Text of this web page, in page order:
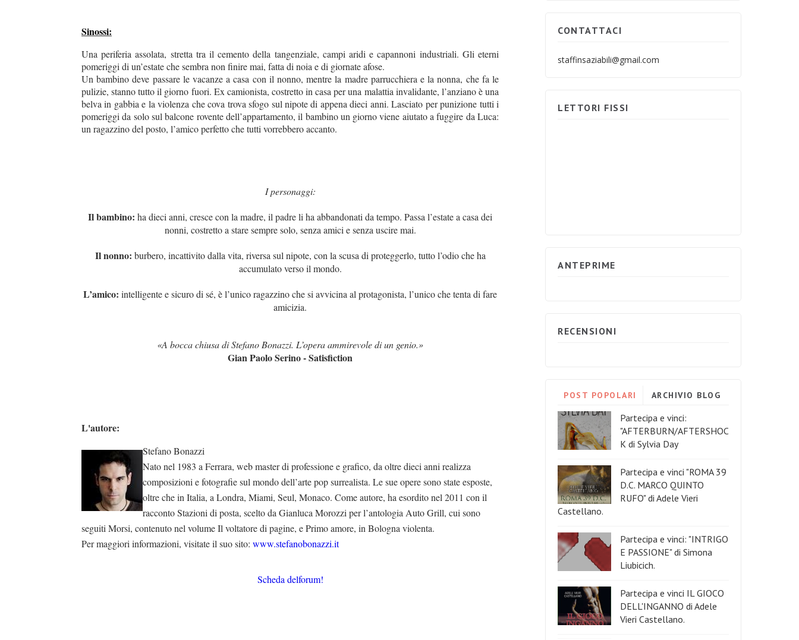
Sinossi:
Una periferia assolata, stretta tra il cemento della tangenziale, campi aridi e capannoni industriali. Gli eterni
pomeriggi di un’estate che sembra non finire mai, fatta di noia e di giornate afose.
Un bambino deve passare le vacanze a casa con il nonno, mentre la madre parrucchiera e la nonna, che fa le
pulizie, stanno tutto il giorno fuori. Ex camionista, costretto in casa per una malattia invalidante, l’anziano è una
belva in gabbia e la violenza che cova trova sfogo sul nipote di appena dieci anni. Lasciato per punizione tutti i
pomeriggi da solo sul balcone rovente dell’appartamento, il bambino un giorno viene aiutato a fuggire da Luca:
un ragazzino del posto, l’amico perfetto che tutti vorrebbero accanto.
I personaggi:
Il bambino: ha dieci anni, cresce con la madre, il padre li ha abbandonati da tempo. Passa l’estate a casa dei
nonni, costretto a stare sempre solo, senza amici e senza uscire mai.
Il nonno: burbero, incattivito dalla vita, riversa sul nipote, con la scusa di proteggerlo, tutto l’odio che ha
accumulato verso il mondo.
L’amico: intelligente e sicuro di sé, è l’unico ragazzino che si avvicina al protagonista, l’unico che tenta di fare
amicizia.
«A bocca chiusa di Stefano Bonazzi. L’opera ammirevole di un genio.»
Gian Paolo Serino - Satisfiction
L'autore:
Stefano Bonazzi
Nato nel 1983 a Ferrara, web master di professione e grafico, da oltre dieci anni realizza
composizioni e fotografie sul mondo dell’arte pop surrealista. Le sue opere sono state esposte,
oltre che in Italia, a Londra, Miami, Seul, Monaco. Come autore, ha esordito nel 2011 con il
racconto Stazioni di posta, scelto da Gianluca Morozzi per l’antologia Auto Grill, cui sono
seguiti Morsi, contenuto nel volume Il voltatore di pagine, e Primo amore, in Bologna violenta.
Per maggiori informazioni, visitate il suo sito: www.stefanobonazzi.it
Scheda delforum!
CONTATTACI
staffinsaziabili@gmail.com
LETTORI FISSI
ANTEPRIME
RECENSIONI
POST POPOLARI ARCHIVIO BLOG
Partecipa e vinci:
"AFTERBURN/AFTERSHOC
K di Sylvia Day
Partecipa e vinci "ROMA 39
D.C. MARCO QUINTO
RUFO" di Adele Vieri
Castellano.
Partecipa e vinci: "INTRIGO
E PASSIONE" di Simona
Liubicich.
Partecipa e vinci IL GIOCO
DELL'INGANNO di Adele
Vieri Castellano.